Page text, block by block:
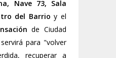
Nave 73, Sala
del Barrio y el
de Ciudad
para "volver
recuperar a